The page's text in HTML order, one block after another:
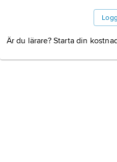
Är du lärare? Starta din